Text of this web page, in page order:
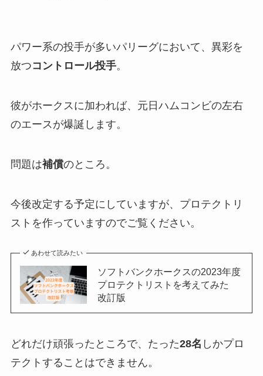
パワー系の投手が多いパリーグにおいて、異彩を
放つコントロール投手。
彼がホークスに加われば、元日ハムコンビの左右
のエースが爆誕します。
問題は補償のところ。
今後改定する予定にしていますが、プロテクトリ
ストを作っていますのでご覧ください。
あわせて読みたい
ソフトバンクホークスの2023年度
プロテクトリストを考えてみた
改訂版
どれだけ頑張ったところで、たった28名 しかプロ
テクトすることはできません。